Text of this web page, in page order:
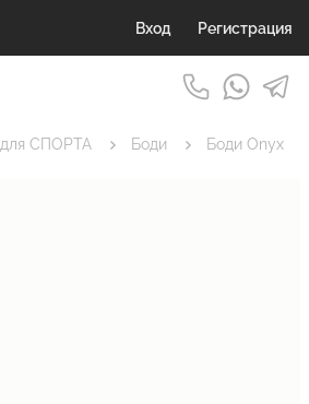
Вход Регистрация
для СПОРТА Боди Боди Onyx